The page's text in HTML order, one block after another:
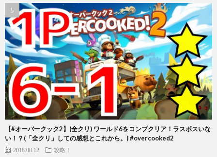
【#オーバークック2】(全クリ) ワールド6をコンプクリア！ラスボスいな
い！？(「全クリ」しての感想とこれから。) #overcooked2
2018.08.12 攻略！